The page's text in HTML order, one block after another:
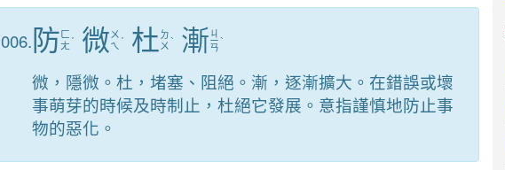
006. 防 ㄈ
ㄤ ˊ 微 ㄨ
ㄟ ˊ 杜 ㄉ
ㄨ ˋ 漸 ㄐ
ㄧ
ㄢ
ˋ
微，隱微。杜，堵塞、阻絕。漸，逐漸擴大。在錯誤或壞
事萌芽的時候及時制止，杜絕它發展。意指謹慎地防止事
物的惡化。